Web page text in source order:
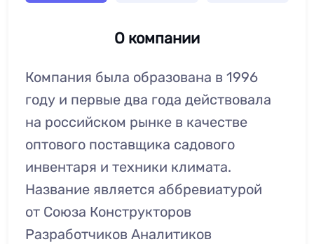
О компании
Компания была образована в 1996
году и первые два года действовала
на российском рынке в качестве
оптового поставщика садового
инвентаря и техники климата.
Название является аббревиатурой
от Союза Конструкторов
Разработчиков Аналитиков